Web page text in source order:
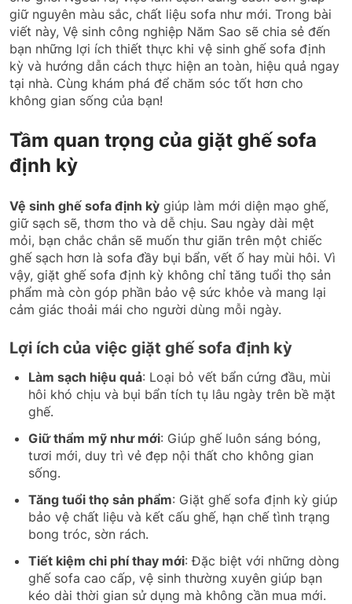
giữ nguyên màu sắc, chất liệu sofa như mới. Trong bài
viết này, Vệ sinh công nghiệp Năm Sao sẽ chia sẻ đến
bạn những lợi ích thiết thực khi vệ sinh ghế sofa định
kỳ và hướng dẫn cách thực hiện an toàn, hiệu quả ngay
tại nhà. Cùng khám phá để chăm sóc tốt hơn cho
không gian sống của bạn!
Tầm quan trọng của giặt ghế sofa
định kỳ
Vệ sinh ghế sofa định kỳ giúp làm mới diện mạo ghế,
giữ sạch sẽ, thơm tho và dễ chịu. Sau ngày dài mệt
mỏi, bạn chắc chắn sẽ muốn thư giãn trên một chiếc
ghế sạch hơn là sofa đầy bụi bẩn, vết ố hay mùi hôi. Vì
vậy, giặt ghế sofa định kỳ không chỉ tăng tuổi thọ sản
phẩm mà còn góp phần bảo vệ sức khỏe và mang lại
cảm giác thoải mái cho người dùng mỗi ngày.
Lợi ích của việc giặt ghế sofa định kỳ
Làm sạch hiệu quả: Loại bỏ vết bẩn cứng đầu, mùi
hôi khó chịu và bụi bẩn tích tụ lâu ngày trên bề mặt
ghế.
Giữ thẩm mỹ như mới: Giúp ghế luôn sáng bóng,
tươi mới, duy trì vẻ đẹp nội thất cho không gian
sống.
Tăng tuổi thọ sản phẩm: Giặt ghế sofa định kỳ giúp
bảo vệ chất liệu và kết cấu ghế, hạn chế tình trạng
bong tróc, sờn rách.
Tiết kiệm chi phí thay mới: Đặc biệt với những dòng
ghế sofa cao cấp, vệ sinh thường xuyên giúp bạn
kéo dài thời gian sử dụng mà không cần mua mới.